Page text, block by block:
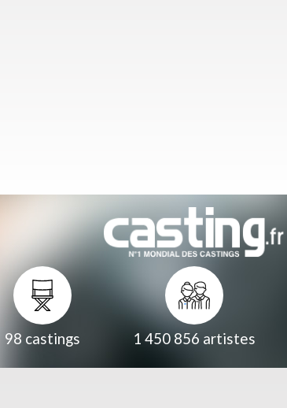
98 castings 1 450 856 artistes